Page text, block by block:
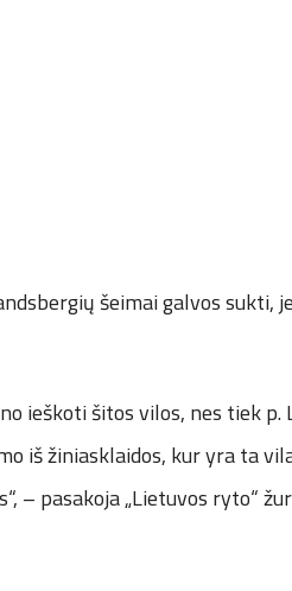
šeimai galvos sukti,
ieškoti šitos vilos, nes tiek p.
iš žiniasklaidos, kur yra ta
– pasakoja „Lietuvos ryto“